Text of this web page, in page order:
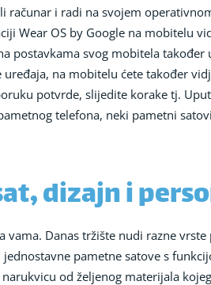
računar i radi na svojem
Wear OS by Google na mobitelu
postavkama svog mobitela
na mobitelu ćete također
potvrde, slijedite korake tj.
telefona, neki pametni
dizajn i
vama. Danas tržište nudi razne
pametne satove s
od željenog materijala